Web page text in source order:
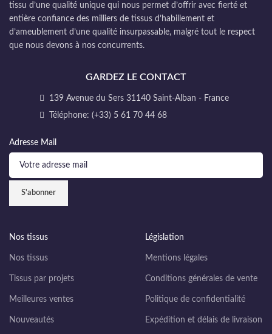
tissu d’une qualité unique qui nous permet d’offrir avec fierté et
entière confiance des milliers de tissus d’habillement et
d’ameublement d’une qualité insurpassable, malgré tout le respect
que nous devons à nos concurrents.
GARDEZ LE CONTACT
139 Avenue du Sers 31140 Saint-Alban - France
Téléphone: (+33) 5 61 70 44 68
Adresse Mail
Nos tissus
Nos tissus
Tissus par projets
Meilleures ventes
Nouveautés
Législation
Mentions légales
Conditions générales de vente
Politique de confidentialité
Expédition et délais de livraison